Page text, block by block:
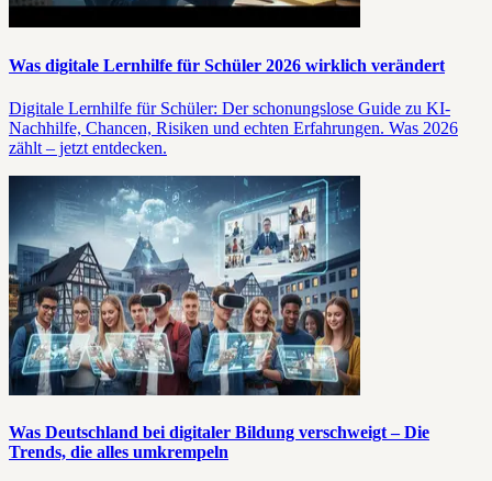
Was digitale Lernhilfe für Schüler 2026 wirklich verändert
Digitale Lernhilfe für Schüler: Der schonungslose Guide zu KI-
Nachhilfe, Chancen, Risiken und echten Erfahrungen. Was 2026
zählt – jetzt entdecken.
Was Deutschland bei digitaler Bildung verschweigt – Die
Trends, die alles umkrempeln